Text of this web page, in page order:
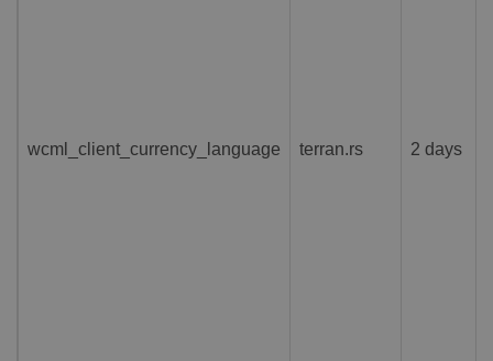
wcml_client_currency_language terran.rs 2 days